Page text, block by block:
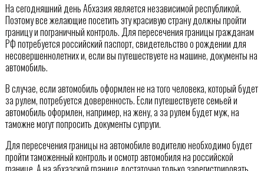
На сегодняшний день Абхазия является независимой республикой.
Поэтому все желающие посетить эту красивую страну должны пройти
границу и пограничный контроль. Для пересечения границы гражданам
РФ потребуется российский паспорт, свидетельство о рождении для
несовершеннолетних и, если вы путешествуете на машине, документы на
автомобиль.
В случае, если автомобиль оформлен не на того человека, который будет
за рулем, потребуется доверенность. Если путешествуете семьей и
автомобиль оформлен, например, на жену, а за рулем будет муж, на
таможне могут попросить документы супруги.
Для пересечения границы на автомобиле водителю необходимо будет
пройти таможенный контроль и осмотр автомобиля на российской